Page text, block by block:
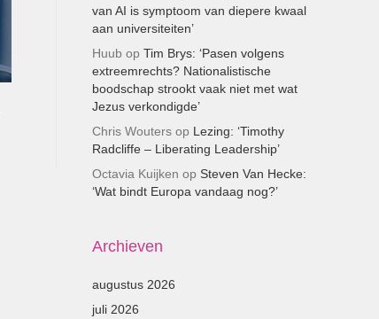
van AI is symptoom van diepere kwaal
aan universiteiten’
Huub op Tim Brys: ‘Pasen volgens
extreemrechts? Nationalistische
boodschap strookt vaak niet met wat
Jezus verkondigde’
Chris Woutersop Lezing: ‘Timothy
Radcliffe – Liberating Leadership’
Octavia Kuijken op Steven Van Hecke:
‘Wat bindt Europa vandaag nog?’
Archieven
augustus 2026
juli 2026